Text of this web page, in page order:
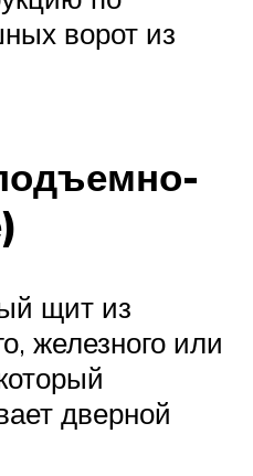
ворот из
щит из
железного или
дверной